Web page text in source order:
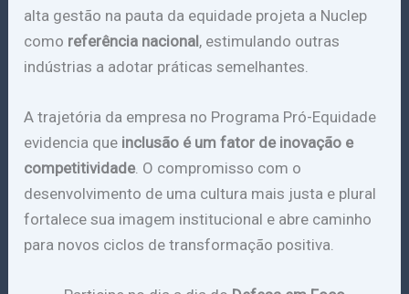
alta gestão na pauta da equidade projeta a Nuclep
como referência nacional, estimulando outras
indústrias a adotar práticas semelhantes.
A trajetória da empresa no Programa Pró-Equidade
evidencia que inclusão é um fator de inovação e
competitividade. O compromisso com o
desenvolvimento de uma cultura mais justa e plural
fortalece sua imagem institucional e abre caminho
para novos ciclos de transformação positiva.